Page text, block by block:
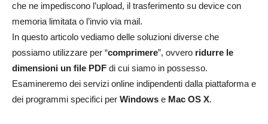
che ne impediscono l’upload, il trasferimento su device con
memoria limitata o l’invio via mail.
In questo articolo vediamo delle soluzioni diverse che
possiamo utilizzare per “comprimere”, ovvero ridurre le
dimensioni un file PDF di cui siamo in possesso.
Esamineremo dei servizi online indipendenti dalla piattaforma e
dei programmi specifici per Windows e Mac OS X.